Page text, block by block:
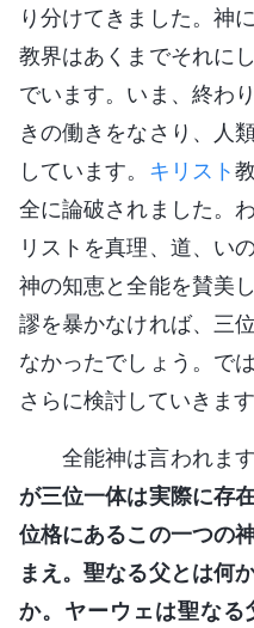
り分けてきました。神
教界はあくまでそれに
でいます。いま、終わ
きの働きをなさり、人
しています。 キリスト
全に論破されました。
リストを真理、道、い
神の知恵と全能を賛美
謬を暴かなければ、三
なかったでしょう。で
さらに検討していきます
全能神は言われま
が三位一体は実際に存
位格にあるこの一つの
まえ。聖なる父とは何
か。ヤーウェは聖な